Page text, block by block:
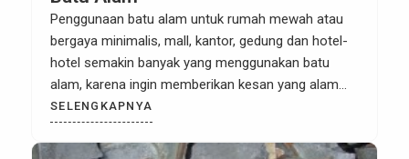
Penggunaan batu alam untuk rumah mewah atau
bergaya minimalis, mall, kantor, gedung dan hotel-
hotel semakin banyak yang menggunakan batu
alam, karena ingin memberikan kesan yang alam
dan menyatu dengan alam, Karena batu alam tidak
memerlukan cat lagi untuk warnanya dan
perawatannya pun tidak sulit/ sangat mudah,
SELENGKAPNYA